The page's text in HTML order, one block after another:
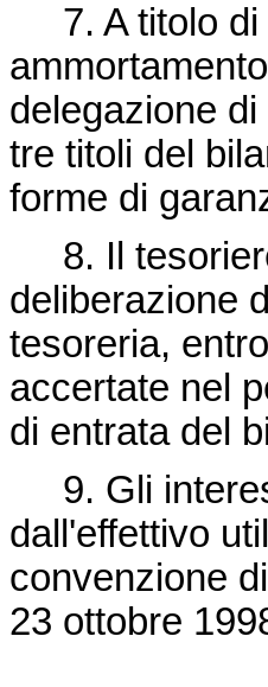
7. A titolo di
delegazione
tre titoli del
forme di
8. Il
deliberazione
tesoreria,
accertate nel
di entrata del
9. Gli
dall'effettivo
convenzione
23 ottobre